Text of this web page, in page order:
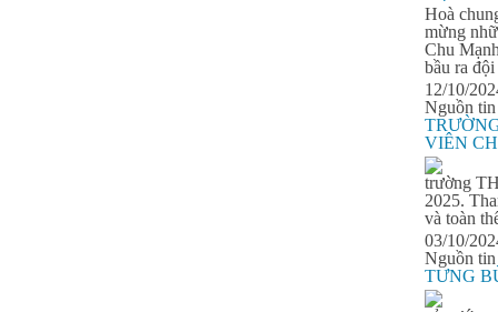
Hoà
mừng
Chu
bầu ra
12/10/
Nguồn tin
VIÊN
trường
2025.
và toàn
03/10/
Nguồn tin
TƯNG